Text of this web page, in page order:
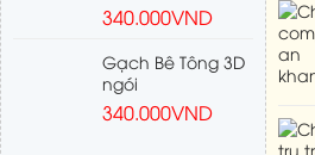
340.000VND
Gạch Bê Tông 3D
ngói
340.000VND